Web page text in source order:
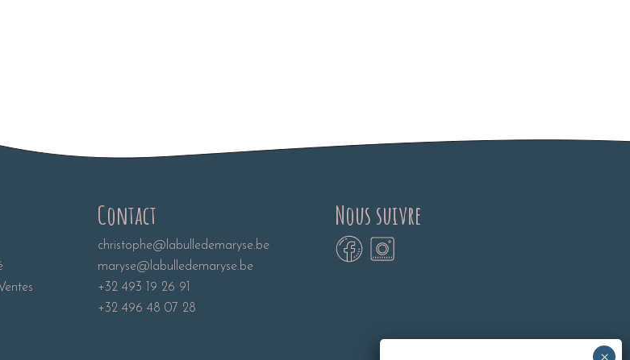
Contact
christophe@labulledemaryse.be
maryse@labulledemaryse.be
+32 493 19 26 91
+32 496 48 07 28
Nous suivre